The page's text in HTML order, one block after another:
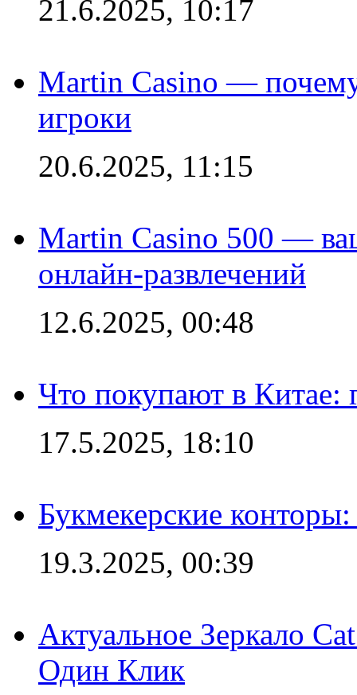
21.6.2025, 10:17
Martin Casino —
игроки
20.6.2025, 11:15
Martin Casino 500 —
онлайн-развлечений
12.6.2025, 00:48
Что покупают в Китае:
17.5.2025, 18:10
Букмекерские
19.3.2025, 00:39
Актуальное Зеркало
Один Клик